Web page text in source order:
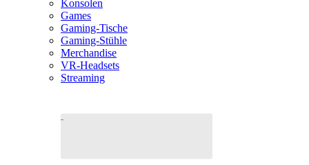
Konsolen
Games
Gaming-Tische
Gaming-Stühle
Merchandise
VR-Headsets
Streaming